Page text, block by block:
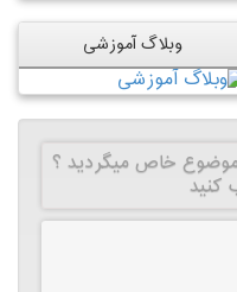
وبلاگ آموزشی
موضوع خاص میگردید ؟
کنید